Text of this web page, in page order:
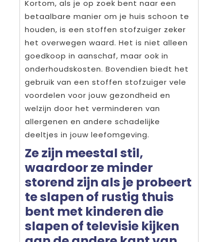
Kortom, als je op zoek bent naar een
betaalbare manier om je huis schoon te
houden, is een stoffen stofzuiger zeker
het overwegen waard. Het is niet alleen
goedkoop in aanschaf, maar ook in
onderhoudskosten. Bovendien biedt het
gebruik van een stoffen stofzuiger vele
voordelen voor jouw gezondheid en
welzijn door het verminderen van
allergenen en andere schadelijke
deeltjes in jouw leefomgeving.
Ze zijn meestal stil,
waardoor ze minder
storend zijn als je probeert
te slapen of rustig thuis
bent met kinderen die
slapen of televisie kijken